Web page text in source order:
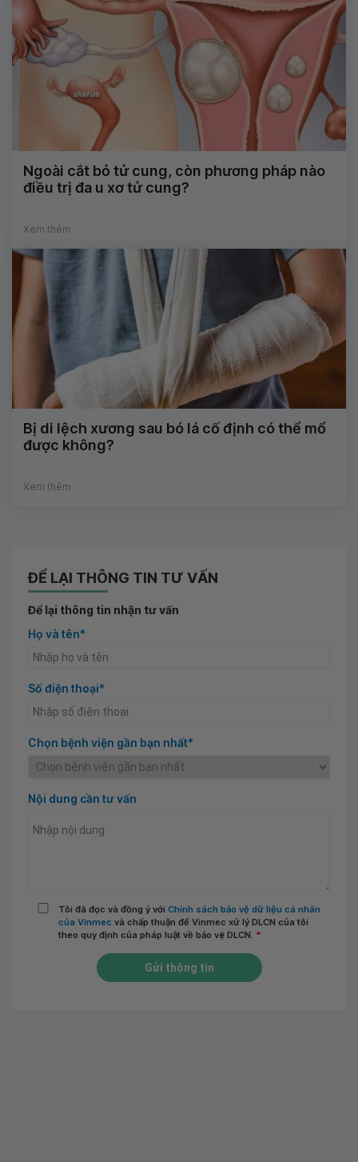
Ngoài cắt bỏ tử cung, còn phương pháp nào
điều trị đa u xơ tử cung?
Xem thêm
Bị di lệch xương sau bó lá cố định có thể mổ
được không?
Xem thêm
ĐỂ LẠI THÔNG TIN TƯ VẤN
Để lại thông tin nhận tư vấn
Họ và tên*
Số điện thoại*
Chọn bệnh viện gần bạn nhất*
Nội dung cần tư vấn
Tôi đã đọc và đồng ý với Chính sách bảo vệ dữ liệu cá nhân
của Vinmec và chấp thuận để Vinmec xử lý DLCN của tôi
theo quy định của pháp luật về bảo vệ DLCN. *
Gửi thông tin